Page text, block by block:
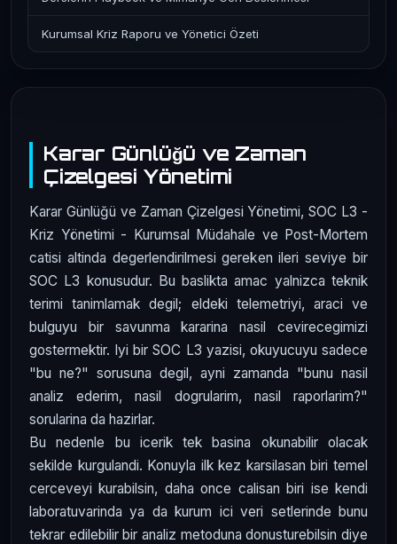
Karar Günlüğü ve Zaman
Çizelgesi Yönetimi
Karar Günlüğü ve Zaman Çizelgesi Yönetimi, SOC L3 -
Kriz Yönetimi - Kurumsal Müdahale ve Post-Mortem
catisi altinda degerlendirilmesi gereken ileri seviye bir
SOC L3 konusudur. Bu baslikta amac yalnizca teknik
terimi tanimlamak degil; eldeki telemetriyi, araci ve
bulguyu bir savunma kararina nasil cevirecegimizi
gostermektir. Iyi bir SOC L3 yazisi, okuyucuyu sadece
"bu ne?" sorusuna degil, ayni zamanda "bunu nasil
analiz ederim, nasil dogrularim, nasil raporlarim?"
sorularina da hazirlar.
Bu nedenle bu icerik tek basina okunabilir olacak
sekilde kurgulandi. Konuyla ilk kez karsilasan biri temel
cerceveyi kurabilsin, daha once calisan biri ise kendi
laboratuvarinda ya da kurum ici veri setlerinde bunu
tekrar edilebilir bir analiz metoduna donusturebilsin diye
Kurumsal Kriz Raporu ve Yönetici Özeti